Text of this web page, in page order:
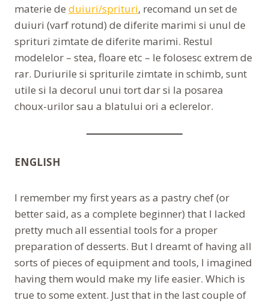
materie de duiuri/sprituri, recomand un set de
duiuri (varf rotund) de diferite marimi si unul de
sprituri zimtate de diferite marimi. Restul
modelelor – stea, floare etc – le folosesc extrem de
rar. Duriurile si spriturile zimtate in schimb, sunt
utile si la decorul unui tort dar si la posarea
choux-urilor sau a blatului ori a eclerelor.
ENGLISH
I remember my first years as a pastry chef (or
better said, as a complete beginner) that I lacked
pretty much all essential tools for a proper
preparation of desserts. But I dreamt of having all
sorts of pieces of equipment and tools, I imagined
having them would make my life easier. Which is
true to some extent. Just that in the last couple of